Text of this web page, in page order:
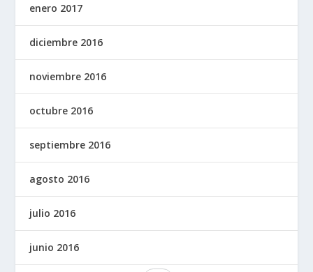
enero 2017
diciembre 2016
noviembre 2016
octubre 2016
septiembre 2016
agosto 2016
julio 2016
junio 2016